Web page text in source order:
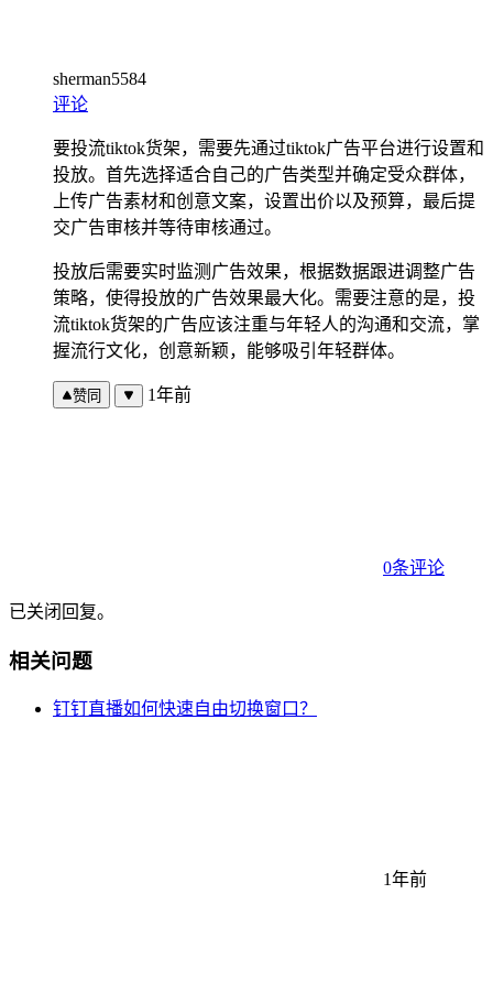
sherman5584
评论
要投流tiktok货架，需要先通过tiktok广告平台进行设置和
投放。首先选择适合自己的广告类型并确定受众群体，
上传广告素材和创意文案，设置出价以及预算，最后提
交广告审核并等待审核通过。
投放后需要实时监测广告效果，根据数据跟进调整广告
策略，使得投放的广告效果最大化。需要注意的是，投
流tiktok货架的广告应该注重与年轻人的沟通和交流，掌
握流行文化，创意新颖，能够吸引年轻群体。
赞同 1年前
0条评论
已关闭回复。
相关问题
钉钉直播如何快速自由切换窗口？
1年前